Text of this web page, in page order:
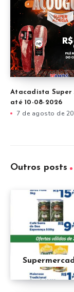
Atacadista Super
até 10-08-2026
7 de agosto de
Outros posts